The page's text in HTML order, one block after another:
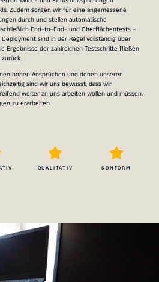
Zudem sorgen wir für eine angemessene
durch und stellen automatische
End-to-End- und Oberflächentests –
sind in der Regel vollständig über
Ergebnisse der zahlreichen Testschritte fließen
hohen Ansprüchen und denen unserer
sind wir uns bewusst, dass wir
weiter an uns arbeiten wollen und müssen,
zu erarbeiten.
QUALITATIV KONFORM